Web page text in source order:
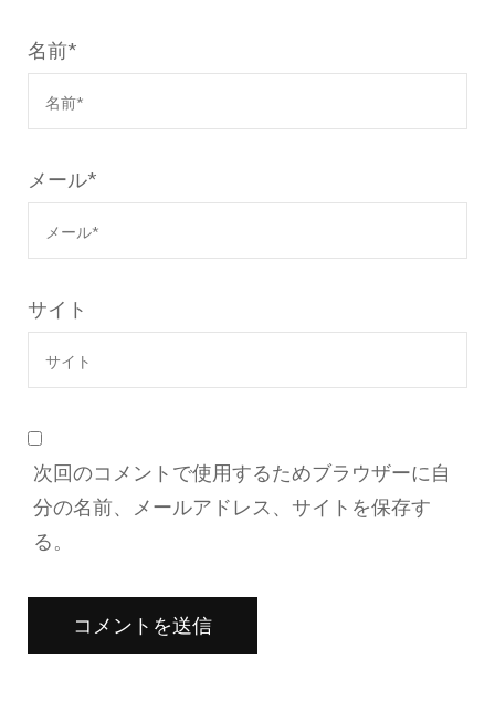
名前*
メール*
サイト
次回のコメントで使用するためブラウザーに自
分の名前、メールアドレス、サイトを保存す
る。